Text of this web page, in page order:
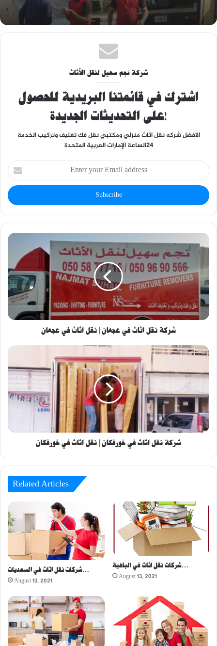
شركة نجم سهيل لنقل الأثاث
اشترك في قائمتنا البريدية للحصول
على التحديثات الجديدة!
الافضل شركه نقل اثاث منزلي ومكتبي نقل فك تغليف وتركيب الخدمة
٢٤الساعة الإمارات العربية المتحدة
Enter
your
Email
address
شركة نقل اثاث في عجمان | نقل اثاث في عجمان
شركة نقل اثاث في خورفكان | نقل اثاث في خورفكان
Related Articles
شركات نقل اثاث في السعديات…
August 13, 2021
شركات نقل اثاث في الباهية…
August 13, 2021